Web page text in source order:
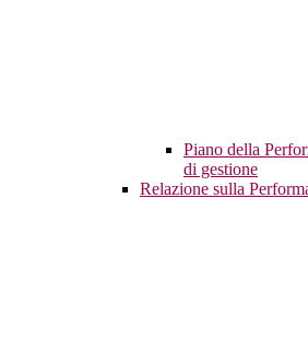
Piano della
di gestione
Relazione sulla